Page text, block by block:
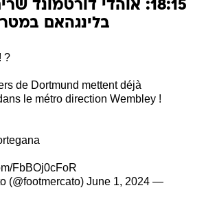
18:15: אוהדי דורטמונד
בלינגהאם
?
de Dortmund mettent déjà
le métro direction Wembley !
FbBOj0cFoR
— Foot Mercato (@footmercato)
June 1, 2024